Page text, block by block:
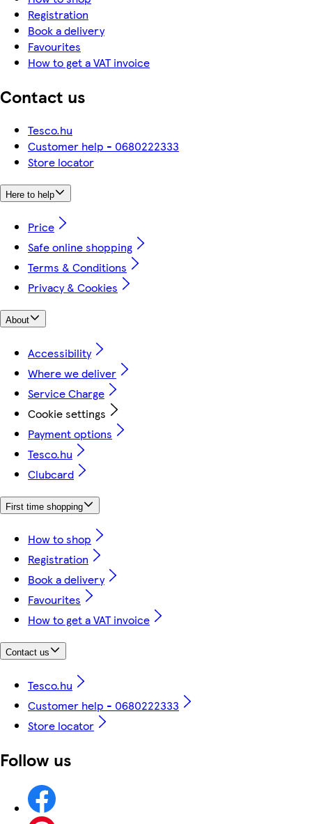
Registration
Book a delivery
Favourites
How to get a VAT invoice
Contact us
Tesco.hu
Customer help - 0680222333
Store locator
Here to help
Price
Safe online shopping
Terms & Conditions
Privacy & Cookies
About
Accessibility
Where we deliver
Service Charge
Cookie settings
Payment options
Tesco.hu
Clubcard
First time shopping
How to shop
Registration
Book a delivery
Favourites
How to get a VAT invoice
Contact us
Tesco.hu
Customer help - 0680222333
Store locator
Follow us